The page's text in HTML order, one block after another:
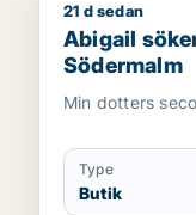
Abigail söker
21 d sedan
Abigail
Södermalm
Min dotters
Type
Butik